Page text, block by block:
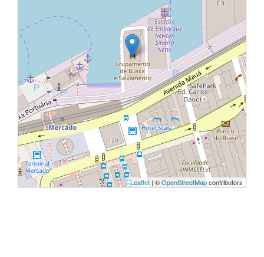
Leaflet | ©OpenStreetMapcontributors